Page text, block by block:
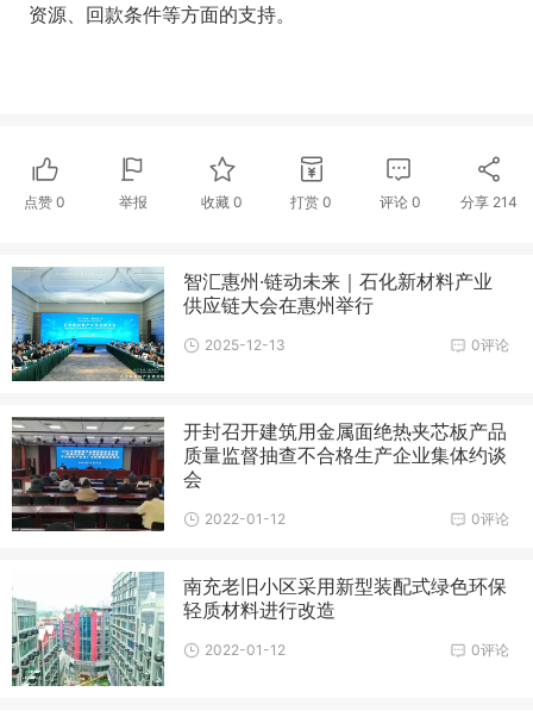
资源、回款条件等方面的支持。
点赞 0 举报 收藏0 打赏 0 评论 0 分享 214
智汇惠州·链动未来｜石化新材料产业
供应链大会在惠州举行
0评论
2025-12-13
开封召开建筑用金属面绝热夹芯板产品
质量监督抽查不合格生产企业集体约谈
会
0评论
2022-01-12
南充老旧小区采用新型装配式绿色环保
轻质材料进行改造
0评论
2022-01-12